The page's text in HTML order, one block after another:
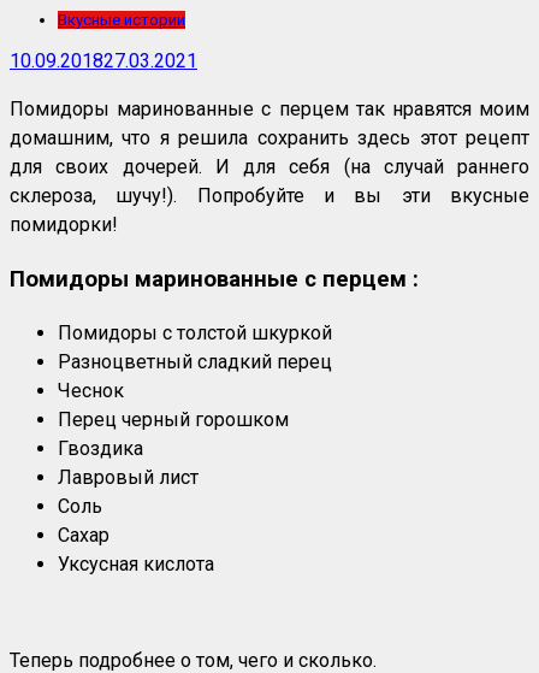
Вкусные истории
10.09.201827.03.2021
Помидоры маринованные с перцем так нравятся моим
домашним, что я решила сохранить здесь этот рецепт
для своих дочерей. И для себя (на случай раннего
склероза, шучу!). Попробуйте и вы эти вкусные
помидорки!
Помидоры маринованные с перцем :
Помидоры с толстой шкуркой
Разноцветный сладкий перец
Чеснок
Перец черный горошком
Гвоздика
Лавровый лист
Соль
Сахар
Уксусная кислота
Теперь подробнее о том, чего и сколько.